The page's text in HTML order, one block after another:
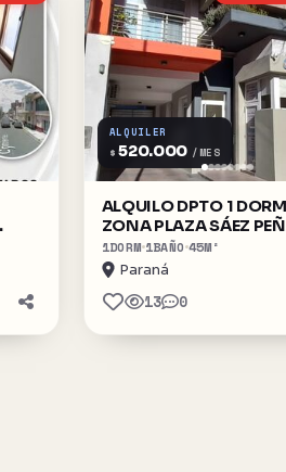
ALQUILER
$ 520.000 /MES
ALQUILO DPTO 1
ZONA PLAZA SÁEZ
1DORM 1BAÑO 45M²
Paraná
13 0